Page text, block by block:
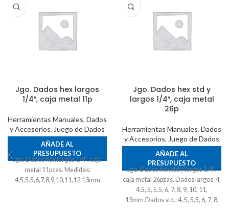
Jgo. Dados hex largos
1/4″, caja metal 11p
Herramientas Manuales, Dados
y Accesorios, Juego de Dados
AÑADE AL
PRESUPUESTO
Jgo. Dados hex largos 1/4", caja
metal 11pzas. Medidas:
4,5,5.5,6,7,8,9,10,11,12,13mm
Jgo. Dados hex std y
largos 1/4″, caja metal
26p
Herramientas Manuales, Dados
y Accesorios, Juego de Dados
AÑADE AL
PRESUPUESTO
Jgo. Dados hex std y largos 1/4",
caja metal 26pzas. Dados largos: 4,
4.5, 5, 5.5, 6, 7, 8, 9, 10, 11,
13mm.Dados std.: 4, 5, 5.5, 6, 7, 8,